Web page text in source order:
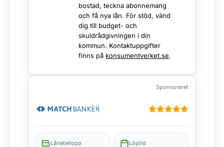
bostad, teckna abonnemang
och få nya lån. För stöd, vänd
dig till budget- och
skuldrådgivningen i din
kommun. Kontaktuppgifter
finns på konsumentverket.se.
Sponsoreret
Lånebelopp Löptid